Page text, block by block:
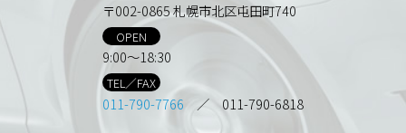
〒002-0865 札幌市北区屯田町740
OPEN
9:00～18:30
TEL／FAX
011-790-7766 ／ 011-790-6818